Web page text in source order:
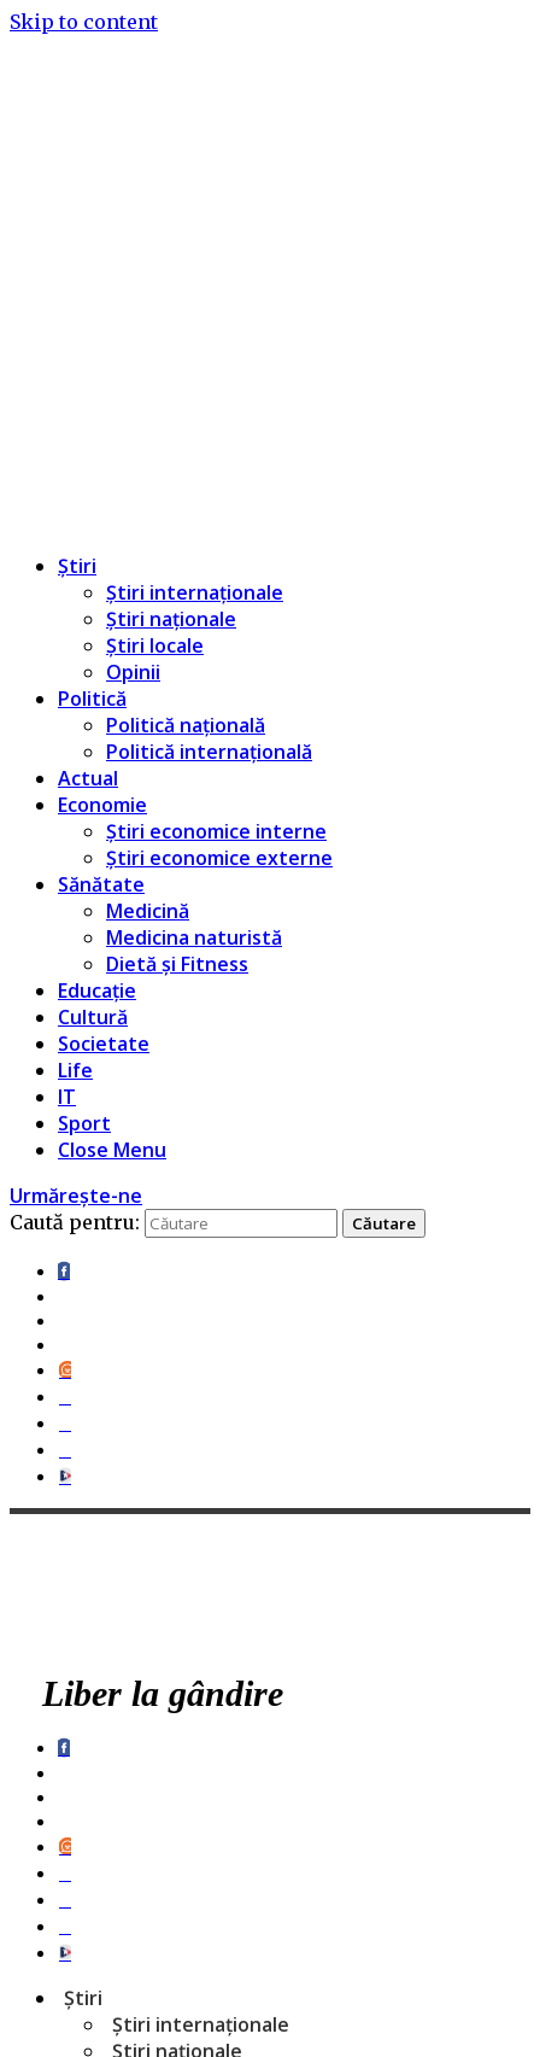
Skip to content
Știri
Știri internaționale
Știri naționale
Știri locale
Opinii
Politică
Politică națională
Politică internațională
Actual
Economie
Știri economice interne
Știri economice externe
Sănătate
Medicină
Medicina naturistă
Dietă și Fitness
Educație
Cultură
Societate
Life
IT
Sport
Close Menu
Urmărește-ne
Caută pentru:
Liber la gândire
Știri
Știri internaționale
Știri naționale